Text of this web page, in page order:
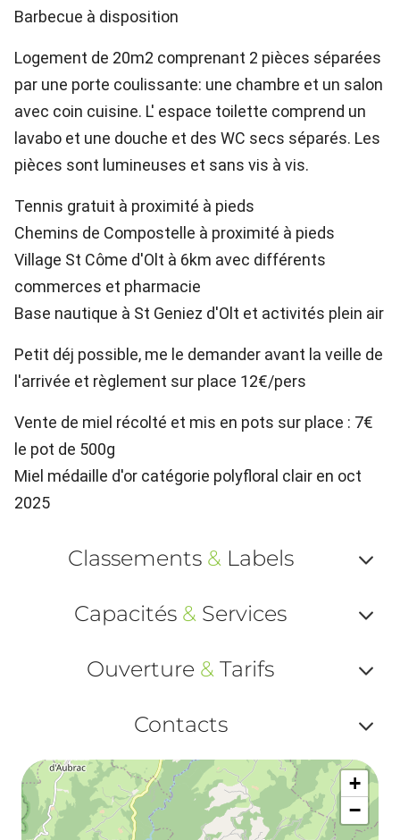
Barbecue à disposition
Logement de 20m2 comprenant 2 pièces séparées
par une porte coulissante: une chambre et un salon
avec coin cuisine. L' espace toilette comprend un
lavabo et une douche et des WC secs séparés. Les
pièces sont lumineuses et sans vis à vis.
Tennis gratuit à proximité à pieds
Chemins de Compostelle à proximité à pieds
Village St Côme d'Olt à 6km avec différents
commerces et pharmacie
Base nautique à St Geniez d'Olt et activités plein air
Petit déj possible, me le demander avant la veille de
l'arrivée et règlement sur place 12€/pers
Vente de miel récolté et mis en pots sur place : 7€
le pot de 500g
Miel médaille d'or catégorie polyfloral clair en oct
2025
Classements &Labels
ou
Capacités & Services
ou
Ouverture & Tarifs
ou
Contacts
ou
+
−